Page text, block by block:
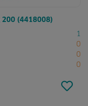
200 (4418008)
1
0
0
0